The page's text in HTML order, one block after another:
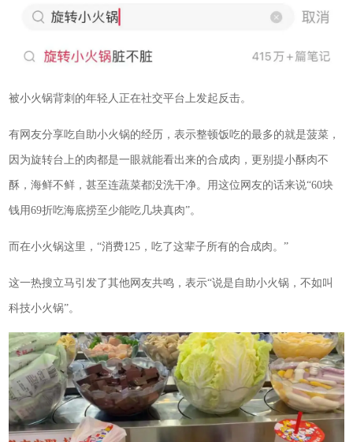
被小火锅背刺的年轻人正在社交平台上发起反击。
有网友分享吃自助小火锅的经历，表示整顿饭吃的最多的就是菠菜，
因为旋转台上的肉都是一眼就能看出来的合成肉，更别提小酥肉不
酥，海鲜不鲜，甚至连蔬菜都没洗干净。用这位网友的话来说“60块
钱用69折吃海底捞至少能吃几块真肉”。
而在小火锅这里，“消费125，吃了这辈子所有的合成肉。”
这一热搜立马引发了其他网友共鸣，表示“说是自助小火锅，不如叫
科技小火锅”。